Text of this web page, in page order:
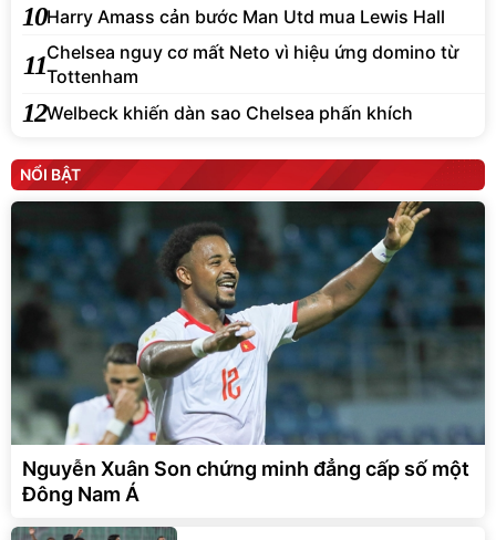
10Harry Amass cản bước Man Utd mua Lewis Hall
11Chelsea nguy cơ mất Neto vì hiệu ứng domino từ
Tottenham
12Welbeck khiến dàn sao Chelsea phấn khích
NỔI BẬT
Nguyễn Xuân Son chứng minh đẳng cấp số một
Đông Nam Á